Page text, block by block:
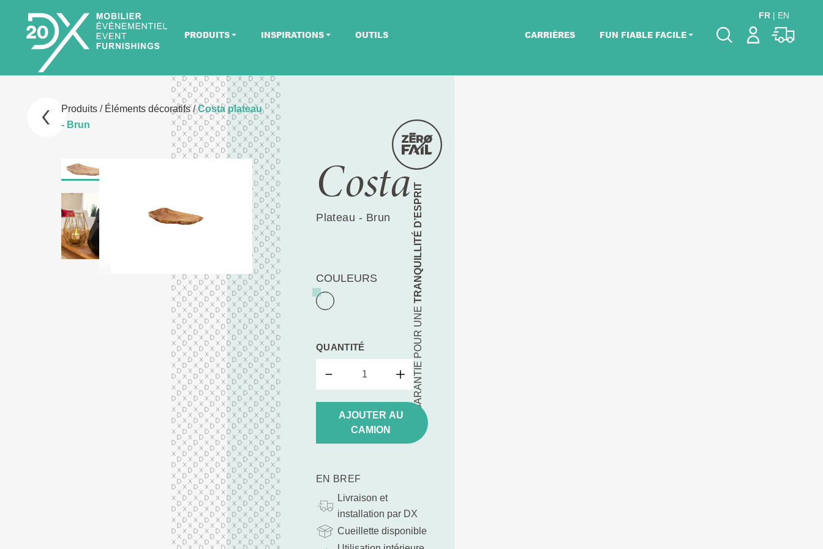
PRODUITS INSPIRATIONS OUTILS CARRIÈRES FUN FIABLE FACILE
FR| EN
Produits/ Éléments décoratifs/Costa plateau
- Brun
TA GARANTIE POUR UNE
TRANQUILLITÉ D’ESPRIT
Costa
Plateau - Brun
COULEURS
QUANTITÉ
AJOUTER AU
CAMION
EN BREF
Livraison et
installation par DX
Cueillette disponible